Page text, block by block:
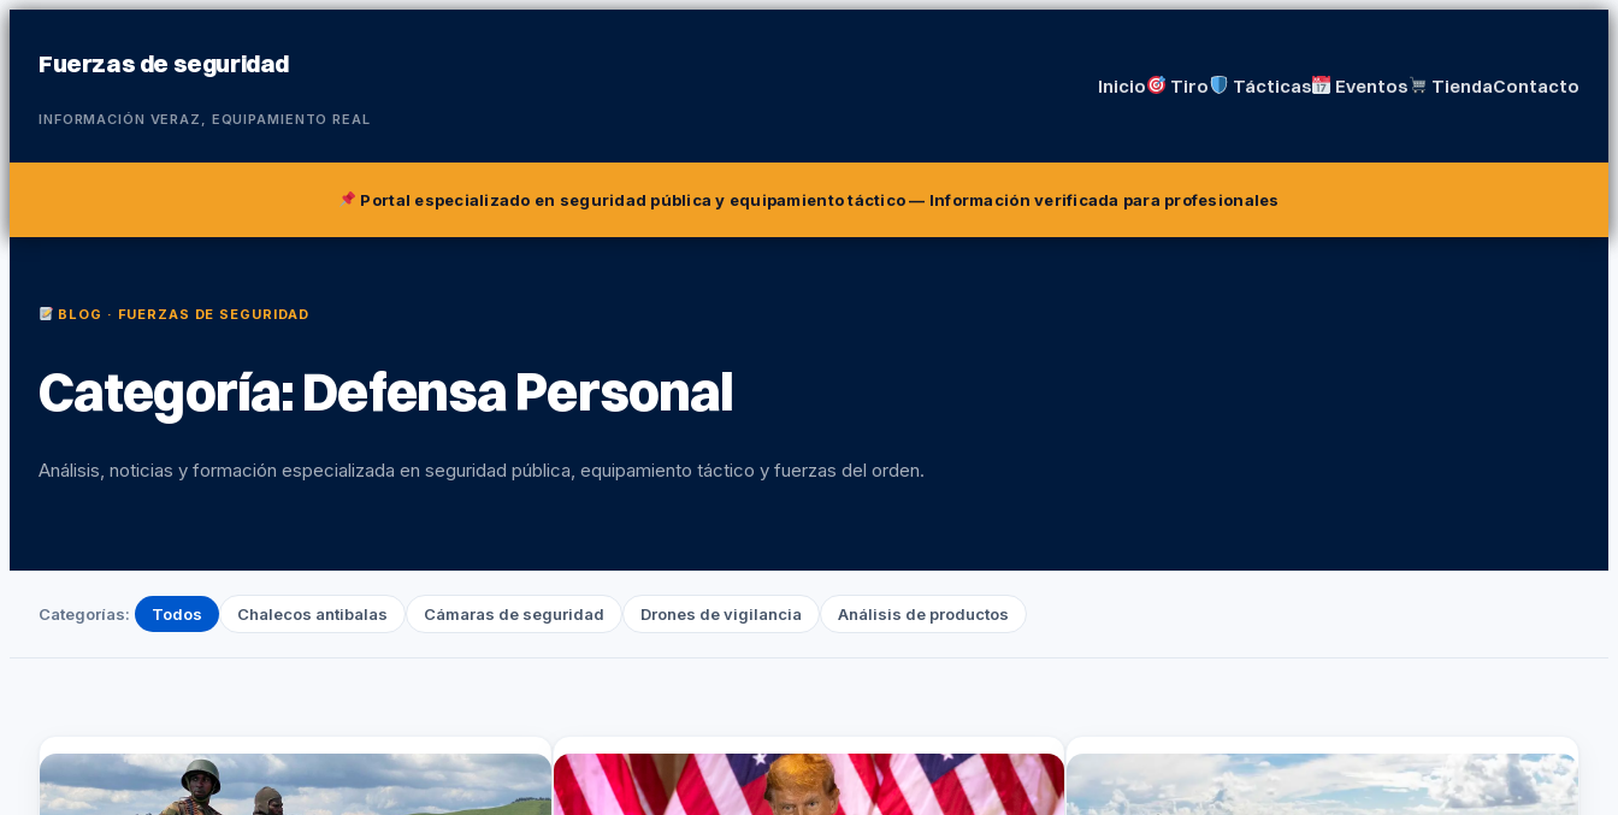
Fuerzas de seguridad
INFORMACIÓN VERAZ, EQUIPAMIENTO REAL
Inicio Tiro Tácticas Eventos TiendaContacto
Portal especializado en seguridad pública y equipamiento táctico— Información verificada para profesionales
BLOG · FUERZAS DE SEGURIDAD
Categoría:Defensa Personal
Análisis, noticias y formación especializada en seguridad pública, equipamiento táctico y fuerzas del orden.
Categorías: Todos Chalecos antibalas Cámaras de seguridad Drones de vigilancia Análisis de productos